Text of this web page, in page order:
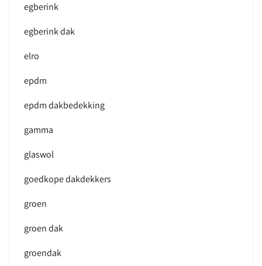
egberink
egberink dak
elro
epdm
epdm dakbedekking
gamma
glaswol
goedkope dakdekkers
groen
groen dak
groendak